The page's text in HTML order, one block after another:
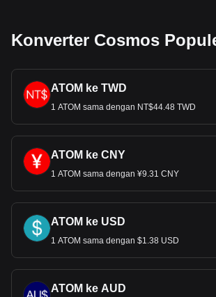
Konverter Cosmos
ATOM ke TWD
1 ATOM sama dengan NT$44.48 TWD
ATOM ke CNY
1 ATOM sama dengan ¥9.31 CNY
ATOM ke USD
1 ATOM sama dengan $1.38 USD
ATOM ke AUD